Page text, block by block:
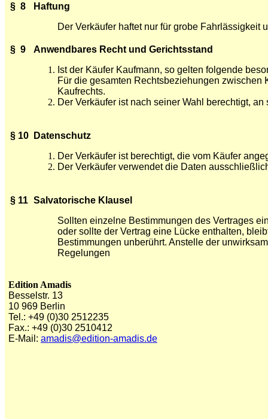
§ 8
Haftung
Der Verkäufer haftet nur für grobe Fahrlässigkeit
§ 9
Anwendbares Recht und Gerichtsstand
Ist der Käufer Kaufmann, so gelten folgende
Für die gesamten Rechtsbeziehungen zwischen
Kaufrechts.
Der Verkäufer ist nach seiner Wahl berechtigt,
§ 10
Datenschutz
Der Verkäufer ist berechtigt, die vom Käufer
Der Verkäufer verwendet die Daten
§ 11 Salvatorische Klausel
Sollten einzelne Bestimmungen des Vertrages
oder sollte der Vertrag eine Lücke enthalten,
Bestimmungen unberührt. Anstelle der
Regelungen
Edition Amadis
Besselstr. 13
10 969 Berlin
Tel.: +49 (0)30 2512235
Fax.: +49 (0)30 2510412
E-Mail: amadis@edition-amadis.de